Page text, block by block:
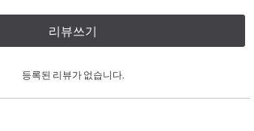
리뷰쓰기
등록된 리뷰가 없습니다.